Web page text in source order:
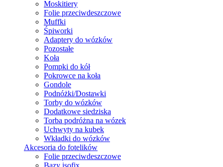
Moskitiery
Folie przeciwdeszczowe
Muffki
Śpiworki
Adaptery do wózków
Pozostałe
Koła
Pompki do kół
Pokrowce na koła
Gondole
Podnóżki/Dostawki
Torby do wózków
Dodatkowe siedziska
Torba podróżna na wózek
Uchwyty na kubek
Wkładki do wózków
Akcesoria do fotelików
Folie przeciwdeszczowe
Bazy isofix